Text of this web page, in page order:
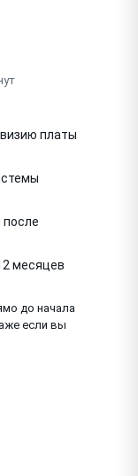
платы
после
месяцев
до начала
если вы